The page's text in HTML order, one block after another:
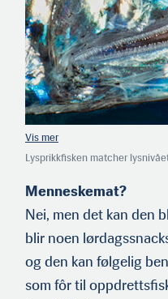
Lysprikkfisken matcher
Menneskemat?
Nei, men det kan den
blir noen
og den kan følgelig
som fôr til